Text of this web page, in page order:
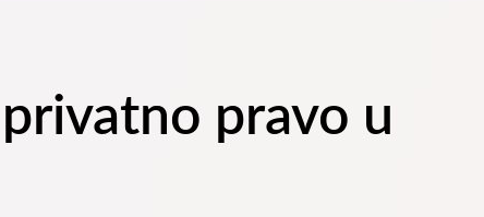
pravo u